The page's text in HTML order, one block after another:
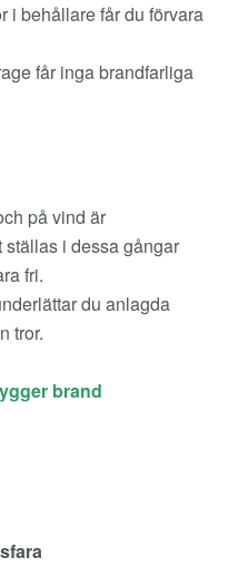
i behållare får du förvara
får inga brandfarliga
på vind är
ställas i dessa gångar
fri.
du anlagda
tror.
brand